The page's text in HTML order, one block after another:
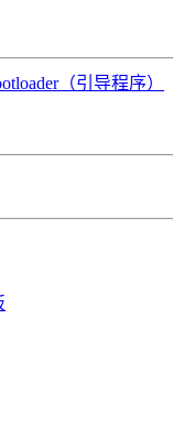
（引导程序）